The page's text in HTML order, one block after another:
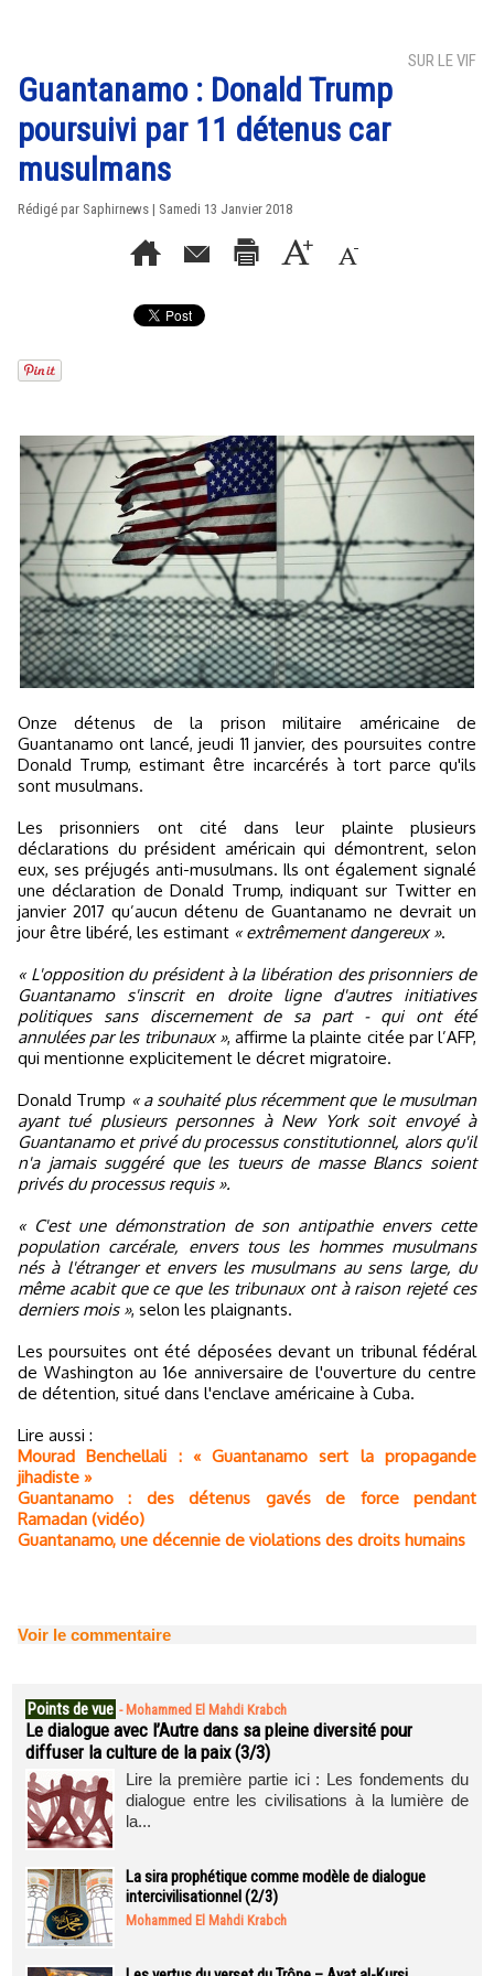
SUR LE VIF
Guantanamo : Donald Trump
poursuivi par 11 détenus car
musulmans
Rédigé par Saphirnews | Samedi 13 Janvier 2018
Onze détenus de la prison militaire américaine de
Guantanamo ont lancé, jeudi 11 janvier, des poursuites contre
Donald Trump, estimant être incarcérés à tort parce qu'ils
sont musulmans.
Les prisonniers ont cité dans leur plainte plusieurs
déclarations du président américain qui démontrent, selon
eux, ses préjugés anti-musulmans. Ils ont également signalé
une déclaration de Donald Trump, indiquant sur Twitter en
janvier 2017 qu’aucun détenu de Guantanamo ne devrait un
jour être libéré, les estimant « extrêmement dangereux ».
« L'opposition du président à la libération des prisonniers de
Guantanamo s'inscrit en droite ligne d'autres initiatives
politiques sans discernement de sa part - qui ont été
annulées par les tribunaux », affirme la plainte citée par l’AFP,
qui mentionne explicitement le décret migratoire.
Donald Trump « a souhaité plus récemment que le musulman
ayant tué plusieurs personnes à New York soit envoyé à
Guantanamo et privé du processus constitutionnel, alors qu'il
n'a jamais suggéré que les tueurs de masse Blancs soient
privés du processus requis ».
« C'est une démonstration de son antipathie envers cette
population carcérale, envers tous les hommes musulmans
nés à l'étranger et envers les musulmans au sens large, du
même acabit que ce que les tribunaux ont à raison rejeté ces
derniers mois », selon les plaignants.
Les poursuites ont été déposées devant un tribunal fédéral
de Washington au 16e anniversaire de l'ouverture du centre
de détention, situé dans l'enclave américaine à Cuba.
Lire aussi :
Mourad Benchellali : « Guantanamo sert la propagande
jihadiste »
Guantanamo : des détenus gavés de force pendant
Ramadan (vidéo)
Guantanamo, une décennie de violations des droits humains
Voir le commentaire
Points de vue - Mohammed El Mahdi Krabch
Le dialogue avec l’Autre dans sa pleine diversité pour
diffuser la culture de la paix (3/3)
Lire la première partie ici : Les fondements du
dialogue entre les civilisations à la lumière de
la...
La sira prophétique comme modèle de dialogue
intercivilisationnel (2/3)
Mohammed El Mahdi Krabch